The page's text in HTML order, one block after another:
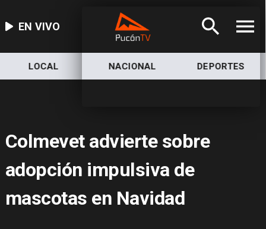
EN VIVO
LOCAL NACIONAL DEPORTES
Colmevet advierte sobre
adopción impulsiva de
mascotas en Navidad